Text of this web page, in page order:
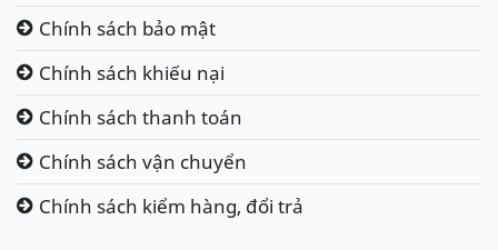
Chính sách bảo mật
Chính sách khiếu nại
Chính sách thanh toán
Chính sách vận chuyển
Chính sách kiểm hàng, đổi trả